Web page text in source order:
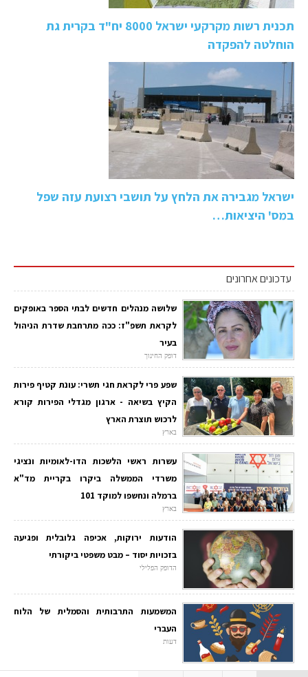
תכנית רשות מקרקעי ישראל 8000 יח"ד בקרית גת
הוחלטה להפקדה
ישראל מגבירה את הלחץ על תושבי רצועת עזה שפל
במס' היציאות…
עדכונים אחרונים
שלושה מנהלים חדשים לבתי הספר באופקים
לקראת תשפ"ז: ככה מתרחבת שדרת הניהול
בעיר
דופק החינוך
שפע פרי לקראת חגי תשרי: עונת קטיף פירות
הקיץ בשיאה - ארגון מגדלי הפירות קורא
לרכוש תוצרת הארץ
בארץ
עשרות ראשי הלשכות הדו-לאומיות ונציגי
משרדי הממשלה ביקרו בקריית מד"א
ברמלה ונחשפו למוקד 101
בארץ
הודעות ירוקות, אכיפה גלובלית ופגיעה
בזכויות יסוד – מבט משפטי ביקורתי
הדופק הפלילי
המשמעות התרבותית והסמלית של הלוח
העברי
דעות